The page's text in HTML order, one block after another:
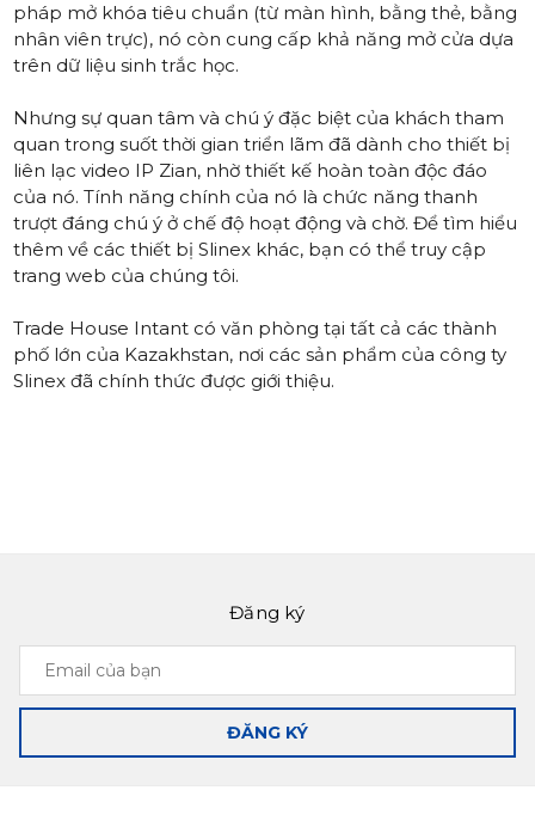
pháp mở khóa tiêu chuẩn (từ màn hình, bằng thẻ, bằng
nhân viên trực), nó còn cung cấp khả năng mở cửa dựa
trên dữ liệu sinh trắc học.
Nhưng sự quan tâm và chú ý đặc biệt của khách tham
quan trong suốt thời gian triển lãm đã dành cho thiết bị
liên lạc video IP Zian, nhờ thiết kế hoàn toàn độc đáo
của nó. Tính năng chính của nó là chức năng thanh
trượt đáng chú ý ở chế độ hoạt động và chờ. Để tìm hiểu
thêm về các thiết bị Slinex khác, bạn có thể truy cập
trang web của chúng tôi.
Trade House Intant có văn phòng tại tất cả các thành
phố lớn của Kazakhstan, nơi các sản phẩm của công ty
Slinex đã chính thức được giới thiệu.
Đăng ký
Email
của
bạn
ĐĂNG KÝ